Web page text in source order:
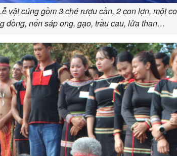
vật cúng gồm 3 ché rượu cần, 2 con lợn, một
đồng, nến sáp ong, gạo, trầu cau, lửa than…